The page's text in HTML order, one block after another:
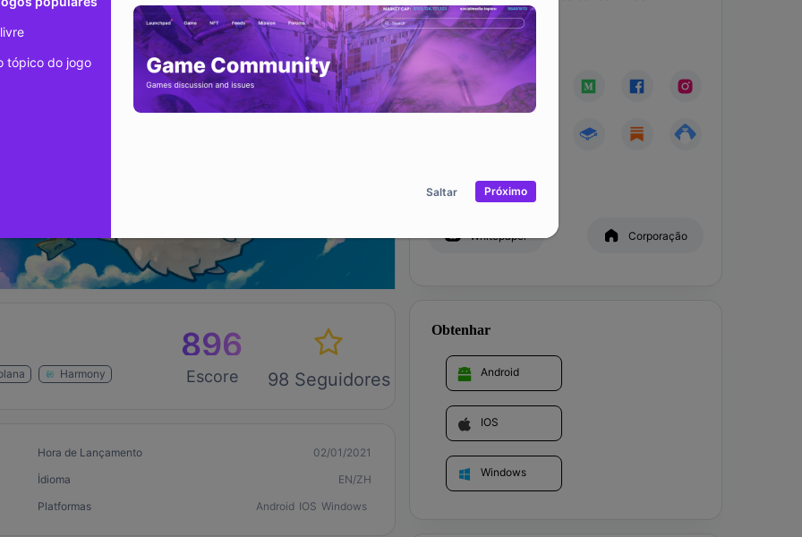
tópico do jogo
Saltar Próximo
Harmony
896
Escore 98 Seguidores
Hora de Lançamento
02/01/2021
İdioma
EN/ZH
Platformas
Android IOS Windows
Comunidade
Whitepaper Corporação
Obtenhar
Android
IOS
Windows